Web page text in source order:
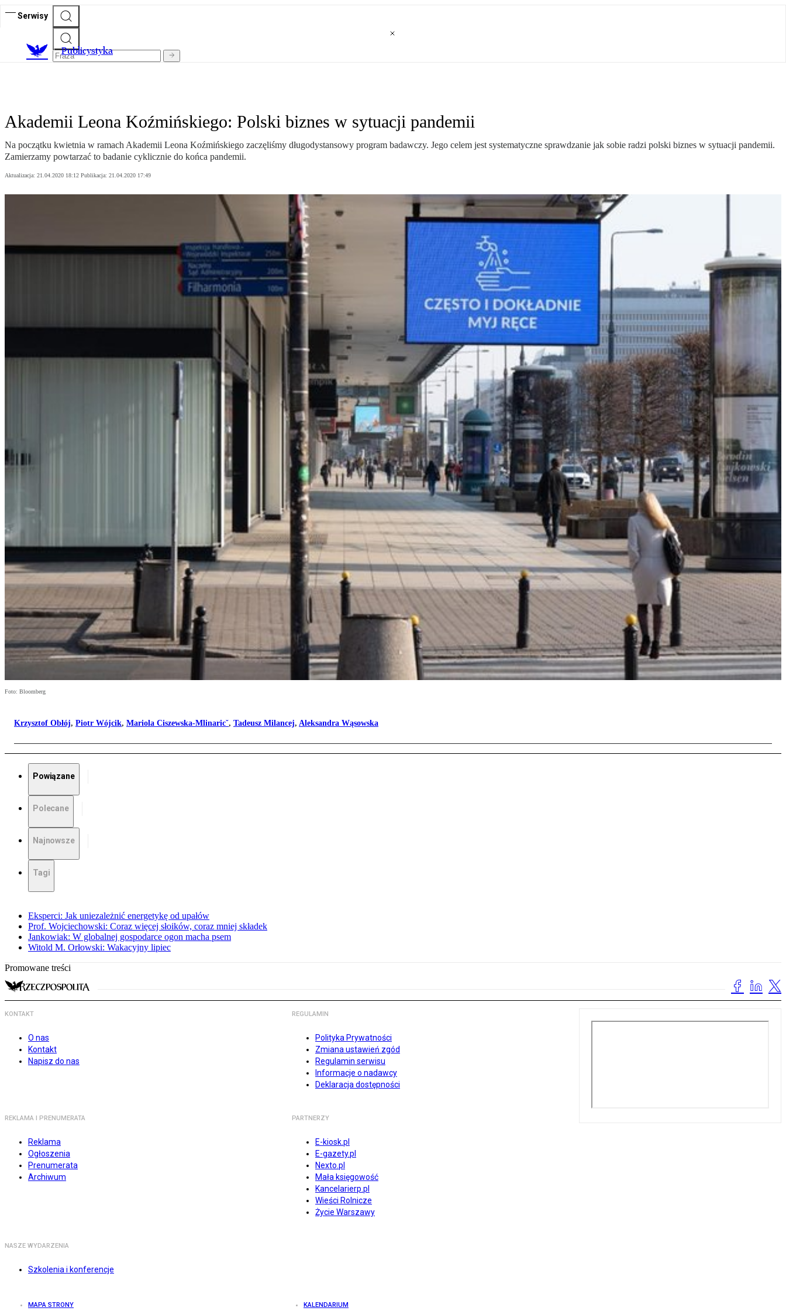
Serwisy
Publicystyka
Akademii Leona Koźmińskiego: Polski biznes w sytuacji pandemii
Na początku kwietnia w ramach Akademii Leona Koźmińskiego zaczęliśmy długodystansowy program badawczy. Jego celem jest systematyczne sprawdzanie jak sobie radzi polski biznes w sytuacji pandemii.
Zamierzamy powtarzać to badanie cyklicznie do końca pandemii.
Aktualizacja: 21.04.2020 18:12 Publikacja: 21.04.2020 17:49
Foto: Bloomberg
Krzysztof Obłój, Piotr Wójcik, Mariola Ciszewska-Mlinaricˇ, Tadeusz Milancej, Aleksandra Wąsowska
Powiązane
Polecane
Najnowsze
Tagi
Eksperci: Jak uniezależnić energetykę od upałów
Prof. Wojciechowski: Coraz więcej słoików, coraz mniej składek
Jankowiak: W globalnej gospodarce ogon macha psem
Witold M. Orłowski: Wakacyjny lipiec
Promowane treści
KONTAKT
O nas
Kontakt
Napisz do nas
REGULAMIN
Polityka Prywatności
Zmiana ustawień zgód
Regulamin serwisu
Informacje o nadawcy
Deklaracja dostępności
REKLAMA I PRENUMERATA
Reklama
Ogłoszenia
Prenumerata
Archiwum
PARTNERZY
E-kiosk.pl
E-gazety.pl
Nexto.pl
Mała księgowość
Kancelarierp.pl
Wieści Rolnicze
Życie Warszawy
NASZE WYDARZENIA
Szkolenia i konferencje
MAPA STRONY KALENDARIUM